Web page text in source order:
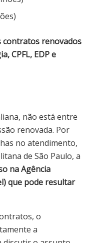
contratos renovados
CPFL, EDP e
não está entre
renovada. Por
no atendimento,
de São Paulo, a
na Agência
que pode resultar
o
a